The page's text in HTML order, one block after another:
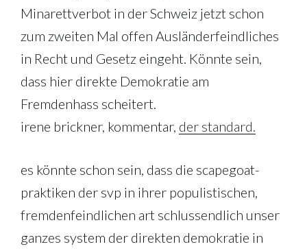
Minarettverbot in der Schweiz jetzt schon
zum zweiten Mal offen Ausländerfeindliches
in Recht und Gesetz eingeht. Könnte sein,
dass hier direkte Demokratie am
Fremdenhass scheitert.
irene brickner, kommentar, der standard.
es könnte schon sein, dass die scapegoat-
praktiken der svp in ihrer populistischen,
fremdenfeindlichen art schlussendlich unser
ganzes system der direkten demokratie in